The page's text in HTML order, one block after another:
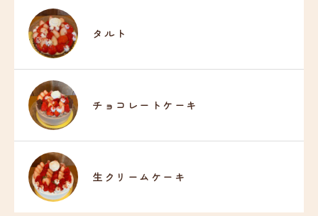
タルト
チョコレートケーキ
生クリームケーキ